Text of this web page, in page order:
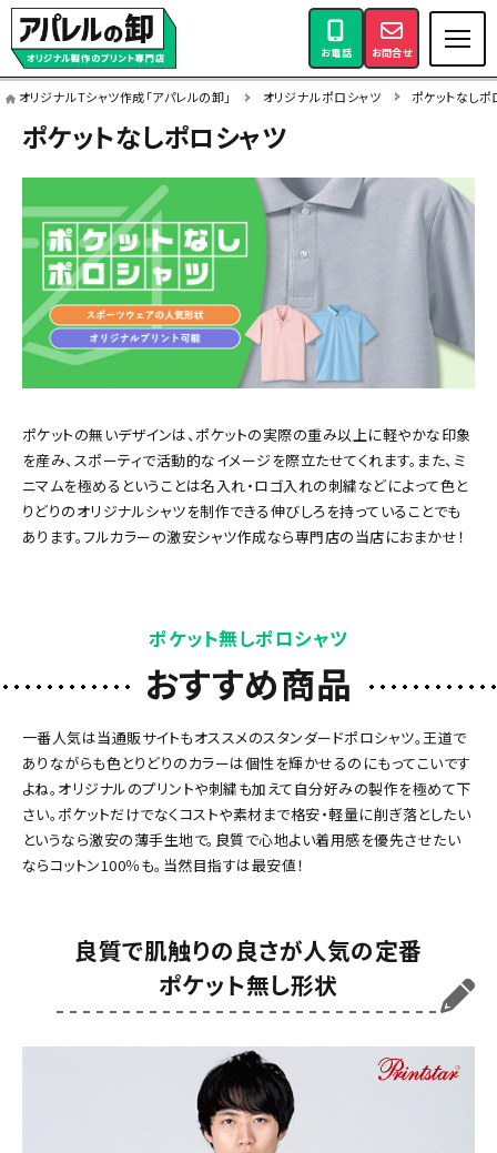
お電話 お問合せ
オリジナルTシャツ作成「アパレルの卸」 オリジナルポロシャツ ポケットなしポ
ポケットなしポロシャツ
ポケットの無いデザインは、ポケットの実際の重み以上に軽やかな印象
を産み、スポーティで活動的なイメージを際立たせてくれます。また、ミ
ニマムを極めるということは名入れ・ロゴ入れの刺繍などによって色と
りどりのオリジナルシャツを制作できる伸びしろを持っていることでも
あります。フルカラーの激安シャツ作成なら専門店の当店におまかせ！
ポケット無しポロシャツ
おすすめ商品
一番人気は当通販サイトもオススメのスタンダードポロシャツ。王道で
ありながらも色とりどりのカラーは個性を輝かせるのにもってこいです
よね。オリジナルのプリントや刺繍も加えて自分好みの製作を極めて下
さい。ポケットだけでなくコストや素材まで格安・軽量に削ぎ落としたい
というなら激安の薄手生地で。良質で心地よい着用感を優先させたい
ならコットン100％も。当然目指すは最安値！
良質で肌触りの良さが人気の定番
ポケット無し形状